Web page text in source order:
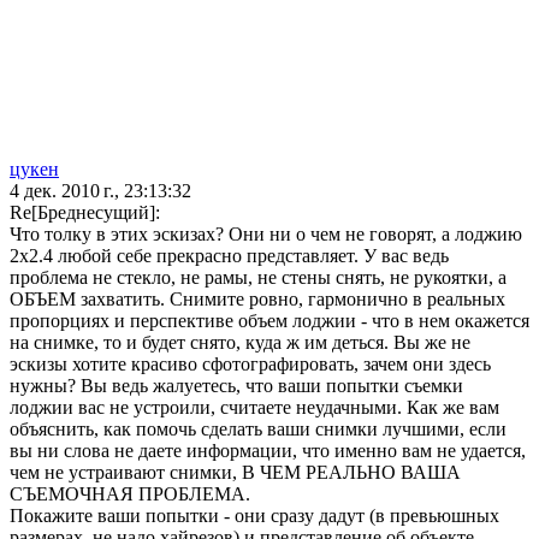
цукен
4 дек. 2010 г., 23:13:32
Re[Бреднесущий]:
Что толку в этих эскизах? Они ни о чем не говорят, а лоджию
2х2.4 любой себе прекрасно представляет. У вас ведь
проблема не стекло, не рамы, не стены снять, не рукоятки, а
ОБЪЕМ захватить. Снимите ровно, гармонично в реальных
пропорциях и перспективе объем лоджии - что в нем окажется
на снимке, то и будет снято, куда ж им деться. Вы же не
эскизы хотите красиво сфотографировать, зачем они здесь
нужны? Вы ведь жалуетесь, что ваши попытки съемки
лоджии вас не устроили, считаете неудачными. Как же вам
объяснить, как помочь сделать ваши снимки лучшими, если
вы ни слова не даете информации, что именно вам не удается,
чем не устраивают снимки, В ЧЕМ РЕАЛЬНО ВАША
СЪЕМОЧНАЯ ПРОБЛЕМА.
Покажите ваши попытки - они сразу дадут (в превьюшных